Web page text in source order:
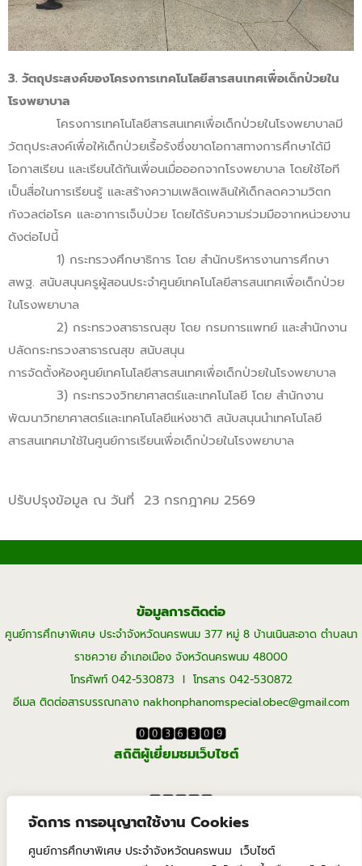
จัดการ การอนุญาตใช้งาน Cookies
ศูนย์การศึกษาพิเศษ ประจำจังหวัดนครพนม เว็บไซต์
3. วัตถุประสงค์ของโครงการเทคโนโลยีสารสนเทศเพื่อเด็กป่วยใน
โรงพยาบาล
โครงการเทคโนโลยีสารสนเทศเพื่อเด็กป่วยในโรงพยาบาลมี
วัตถุประสงค์เพื่อให้เด็กป่วยเรื้อรังซึ่งขาดโอกาสทางการศึกษาได้มี
โอกาสเรียน และเรียนได้ทันเพื่อนเมื่อออกจากโรงพยาบาล โดยใช้ไอที
เป็นสื่อในการเรียนรู้ และสร้างความเพลิดเพลินให้เด็กลดความวิตก
กังวลต่อโรค และอาการเจ็บป่วย โดยได้รับความร่วมมือจากหน่วยงาน
ดังต่อไปนี้
1) กระทรวงศึกษาธิการ โดย สำนักบริหารงานการศึกษา
สพฐ. สนับสนุนครูผู้สอนประจำศูนย์เทคโนโลยีสารสนเทศเพื่อเด็กป่วย
ในโรงพยาบาล
2) กระทรวงสาธารณสุข โดย กรมการแพทย์ และสำนักงาน
ปลัดกระทรวงสาธารณสุข สนับสนุน
การจัดตั้งห้องศูนย์เทคโนโลยีสารสนเทศเพื่อเด็กป่วยในโรงพยาบาล
3) กระทรวงวิทยาศาสตร์และเทคโนโลยี โดย สำนักงาน
พัฒนาวิทยาศาสตร์และเทคโนโลยีแห่งชาติ สนับสนุนนำเทคโนโลยี
สารสนเทศมาใช้ในศูนย์การเรียนเพื่อเด็กป่วยในโรงพยาบาล
ปรับปรุงข้อมูล ณ วันที่ 23 กรกฎาคม 2569
ข้อมูลการติดต่อ
ศูนย์การศึกษาพิเศษ ประจำจังหวัดนครพนม 377 หมู่ 8 บ้านเนินสะอาด ตำบลนา
ราชควาย อำเภอเมือง จังหวัดนครพนม 48000
โทรศัพท์ 042-530873 I โทรสาร 042-530872
อีเมล ติดต่อสารบรรณกลาง nakhonphanomspecial.obec@gmail.com
สถิติผู้เยี่ยมชมเว็บไซต์
ผู้เยี่ยมชมปีปัจุบัน